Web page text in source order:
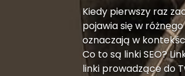
Kiedy pierwszy raz
pojawia się w
oznaczają w
Co to są linki SEO?
linki prowadzące do